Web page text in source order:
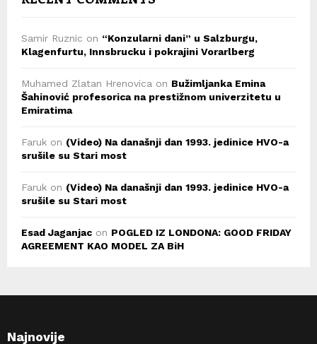
Samir Ruznic on “Konzularni dani” u Salzburgu,
Klagenfurtu, Innsbrucku i pokrajini Vorarlberg
Muhamed Zlatan Hrenovica on Bužimljanka Emina
Šahinović profesorica na prestižnom univerzitetu u
Emiratima
Faruk on (Video) Na današnji dan 1993. jedinice HVO-a
srušile su Stari most
Faruk on (Video) Na današnji dan 1993. jedinice HVO-a
srušile su Stari most
Esad Jaganjac on POGLED IZ LONDONA: GOOD FRIDAY
AGREEMENT KAO MODEL ZA BiH
Najnovije